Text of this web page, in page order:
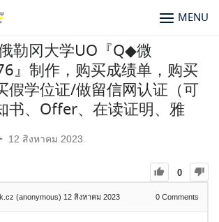
MENU
勒冈大学UO『Q◆微
』制作，购买成绩单，购买
假学位证/做留信网认证（可
书、Offer、在读证明、雅
12 สิงหาคม 2023
0
(anonymous) 12 สิงหาคม 2023 0 Comments